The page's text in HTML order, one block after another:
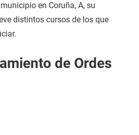
en Coruña, A, su
distintos cursos de los que
de Ordes